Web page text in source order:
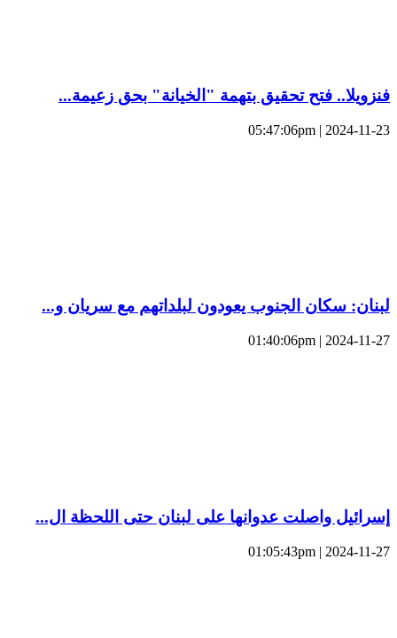
فنزويلا.. فتح تحقيق بتهمة "الخيانة" بحق زعيمة...
2024-11-23 | 05:47:06pm
لبنان: سكان الجنوب يعودون لبلداتهم مع سريان و...
2024-11-27 | 01:40:06pm
إسرائيل واصلت عدوانها على لبنان حتى اللحظة ال...
2024-11-27 | 01:05:43pm